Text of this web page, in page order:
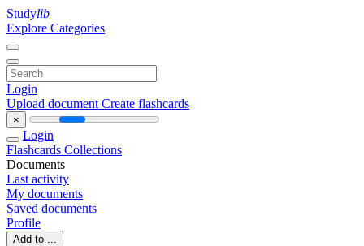
Studylib
Explore Categories
Login
Upload document Create flashcards
×
Login
Flashcards Collections
Documents
Last activity
My documents
Saved documents
Profile
Add to ...